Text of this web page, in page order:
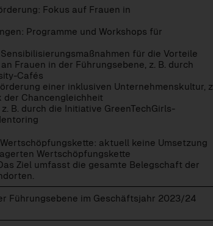
Fokus auf Frauen in
Programme und Workshops für
für die Vorteile
Frauen in der Führungsebene, z. B. durch
Cafés
einer inklusiven Unternehmenskultur, z.
der Chancengleichheit
B. durch die Initiative GreenTechGirls-
aktuell keine Umsetzung
Wertschöpfungskette
Ziel umfasst die gesamte Belegschaft der
Führungsebene im Geschäftsjahr 2023/24